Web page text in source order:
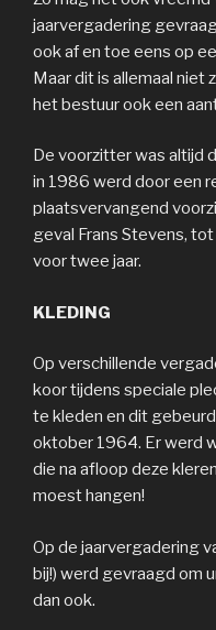
jaarvergadering
ook af en toe eens op
Maar dit is allemaal niet
het bestuur ook een
De voorzitter was altijd
in 1986 werd door een
plaatsvervangend
geval Frans Stevens,
voor twee jaar.
KLEDING
Op verschillende
koor tijdens speciale
te kleden en dit
oktober 1964. Er werd
die na afloop deze
moest hangen!
Op de jaarvergadering
bij!) werd gevraagd om
dan ook.